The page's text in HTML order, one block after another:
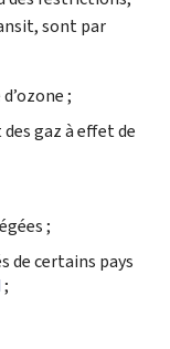
sont par
;
gaz à effet de
;
de certains pays
;